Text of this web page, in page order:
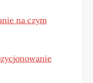
na czym